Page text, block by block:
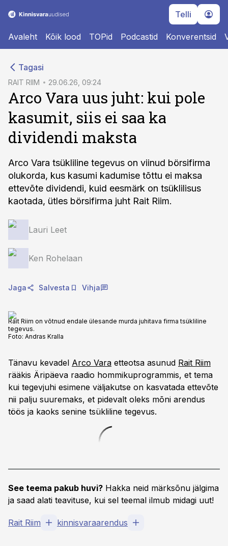
Telli
Avaleht Kõik lood TOPid Podcastid Konverentsid
Tagasi
RAIT RIIM 29.06.26, 09:24
Arco Vara uus juht: kui pole
kasumit, siis ei saa ka
dividendi maksta
Arco Vara tsükliline tegevus on viinud börsifirma
olukorda, kus kasumi kadumise tõttu ei maksa
ettevõte dividendi, kuid eesmärk on tsüklilisus
kaotada, ütles börsifirma juht Rait Riim.
Lauri Leet
Ken Rohelaan
Jaga Salvesta Vihja
Rait Riim on võtnud endale ülesande murda juhitava firma tsükliline
tegevus.
Foto: Andras Kralla
Tänavu kevadel Arco Vara etteotsa asunud Rait Riim
rääkis Äripäeva raadio hommikuprogrammis, et tema
kui tegevjuhi esimene väljakutse on kasvatada ettevõte
nii palju suuremaks, et pidevalt oleks mõni arendus
töös ja kaoks senine tsükliline tegevus.
See teema pakub huvi? Hakka neid märksõnu jälgima
ja saad alati teavituse, kui sel teemal ilmub midagi uut!
Rait Riim kinnisvaraarendus